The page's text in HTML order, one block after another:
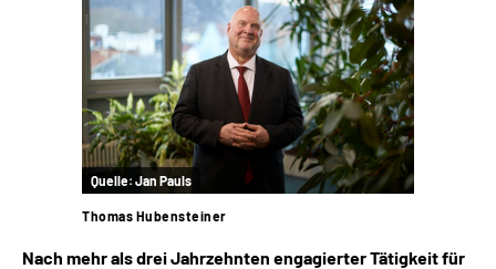
Suche
Mein Kundenportal
Quelle: Jan Pauls
Thomas Hubensteiner
Nach mehr als drei Jahrzehnten engagierter Tätigkeit für